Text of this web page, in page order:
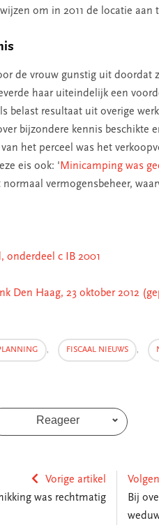
om in 2011 de locatie
de vrouw gunstig uit
haar uiteindelijk een
belast resultaat uit overige
bijzondere kennis beschikte
het perceel was het
eis ook: ' Minicamping was
vermogensbeheer,
onderdeel c IB 2001
Den Haag, 23 oktober 2012
, FISCAAL NIEUWS ,
Reageer
Vorige artikel
was rechtmatig
Bij